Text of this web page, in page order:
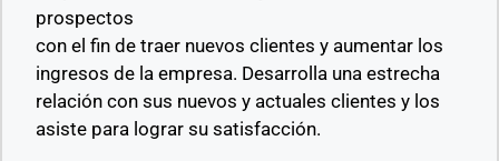
prospectos
con el fin de traer nuevos clientes y aumentar los
ingresos de la empresa. Desarrolla una estrecha
relación con sus nuevos y actuales clientes y los
asiste para lograr su satisfacción.